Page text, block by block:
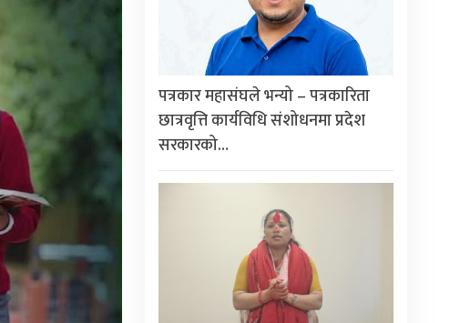
पत्रकार महासंघले भन्यो – पत्रकारिता
छात्रवृत्ति कार्यविधि संशोधनमा प्रदेश
सरकारको…